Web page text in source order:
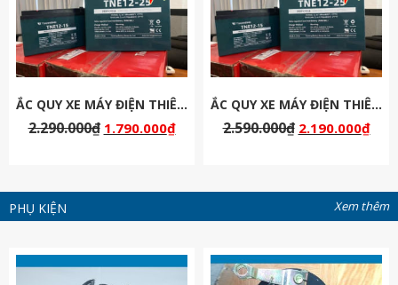
ẮC QUY XE MÁY ĐIỆN THIÊN NĂNG 48V-20AH
1.790.000₫
ẮC QUY XE MÁY ĐIỆN THIÊN NĂNG 60V-20AH
2.590.000 2.190.000₫ 2.890.000
PHỤ KIỆN Xem thêm